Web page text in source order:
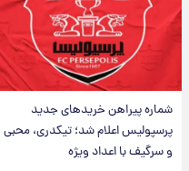
شماره پیراهن خریدهای جدید
پرسپولیس اعلام شد؛ تیکدری، محبی
و سرگیف با اعداد ویژه